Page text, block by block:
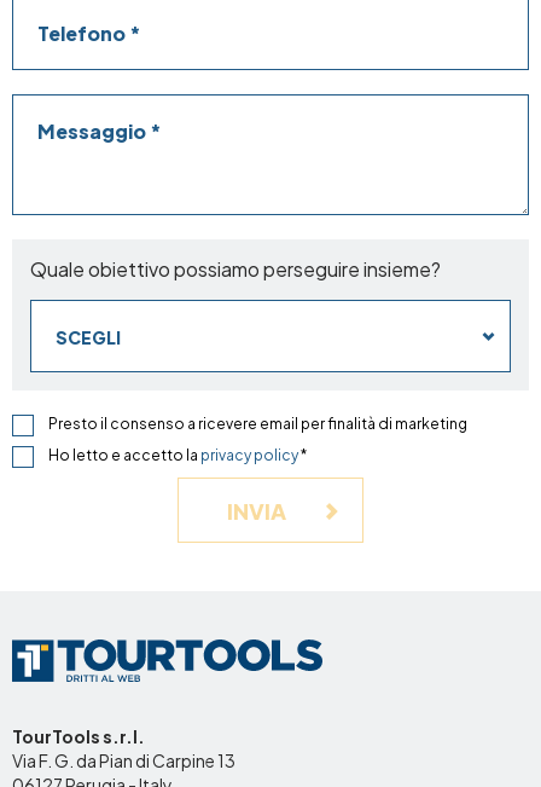
Quale obiettivo possiamo perseguire insieme?
SCEGLI
Presto il consenso a ricevere email per finalità di marketing
Ho letto e accetto la privacy policy*
INVIA
TourTools s.r.l.
Via F. G. da Pian di Carpine 13